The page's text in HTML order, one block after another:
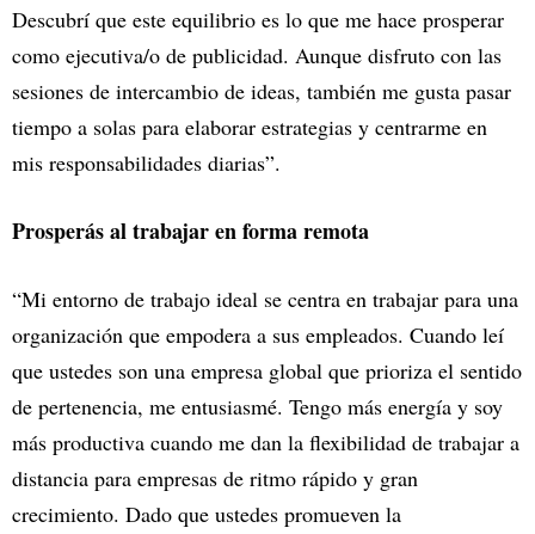
Descubrí que este equilibrio es lo que me hace prosperar
como ejecutiva/o de publicidad. Aunque disfruto con las
sesiones de intercambio de ideas, también me gusta pasar
tiempo a solas para elaborar estrategias y centrarme en
mis responsabilidades diarias”.
Prosperás al trabajar en forma remota
“Mi entorno de trabajo ideal se centra en trabajar para una
organización que empodera a sus empleados. Cuando leí
que ustedes son una empresa global que prioriza el sentido
de pertenencia, me entusiasmé. Tengo más energía y soy
más productiva cuando me dan la flexibilidad de trabajar a
distancia para empresas de ritmo rápido y gran
crecimiento. Dado que ustedes promueven la